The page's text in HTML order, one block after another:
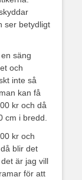
ser betydligt
säng
och
inte så
kan få
kr och då
cm i bredd.
kr och
blir det
är jag vill
för att